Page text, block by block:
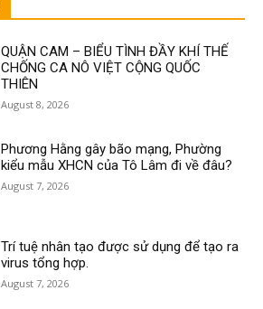
QUẬN CAM – BIỂU TÌNH ĐẦY KHÍ THẾ
CHỐNG CA NÔ VIỆT CỘNG QUỐC
THIÊN
August 8, 2026
Phương Hằng gây bão mạng, Phường
kiểu mẫu XHCN của Tô Lâm đi về đâu?
August 7, 2026
Trí tuệ nhân tạo được sử dụng để tạo ra
virus tổng hợp.
August 7, 2026